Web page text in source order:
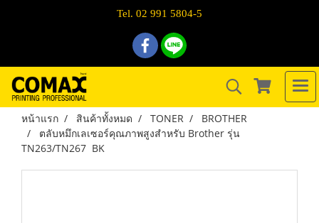
Tel. 02 991 5804-5
หน้าแรก สินค้าทั้งหมด TONER
BROTHER
ตลับหมึกเลเซอร์คุณภาพสูงสำหรับ Brother รุ่น
TN263/TN267 BK